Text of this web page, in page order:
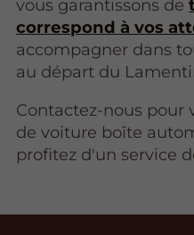
vous garantissons de
correspond à vos
accompagner dans
au départ du
Contactez-nous pour
de voiture boîte
profitez d'un service